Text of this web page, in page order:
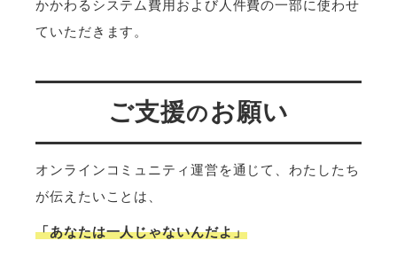
かかわるシステム費用および人件費の一部に使わせ
ていただきます。
ご支援のお願い
オンラインコミュニティ運営を通じて、わたしたち
が伝えたいことは、
「あなたは一人じゃないんだよ」